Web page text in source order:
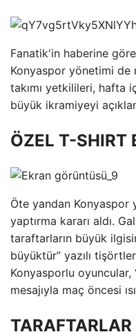
Fanatik'in haberine
Konyaspor yönetimi de
takımı yetkilileri, hafta
büyük ikramiyeyi
ÖZEL T-SHIRT
Öte yandan
yaptırma kararı aldı.
taraftarların büyük
büyüktür” yazılı
Konyasporlu oyuncular,
mesajıyla maç öncesi